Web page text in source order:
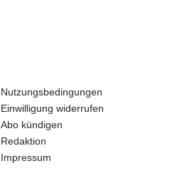
Nutzungsbedingungen
Einwilligung widerrufen
Abo kündigen
Redaktion
Impressum